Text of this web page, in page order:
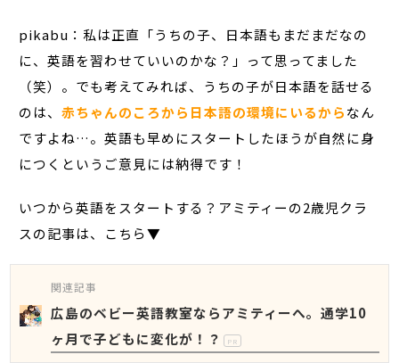
pikabu：私は正直「うちの子、日本語もまだまだなの
に、英語を習わせていいのかな？」って思ってました
（笑）。でも考えてみれば、うちの子が日本語を話せる
のは、赤ちゃんのころから日本語の環境にいるからなん
ですよね…。英語も早めにスタートしたほうが自然に身
につくというご意見には納得です！
いつから英語をスタートする？アミティーの2歳児クラ
スの記事は、こちら▼
関連記事
広島のベビー英語教室ならアミティーへ。通学10
ヶ月で子どもに変化が！？
PR